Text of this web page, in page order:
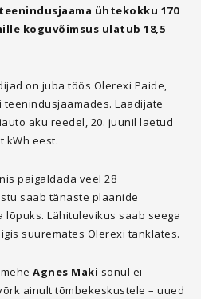
ühtekokku 170
koguvõimsus ulatub 18,5
on juba töös Olerexi Paide,
teenindusjaamades. Laadijate
aku reedel, 20. juunil laetud
kWh eest.
paigaldada veel 28
saab tänaste plaanide
lõpuks. Lähitulevikus saab seega
suuremates Olerexi tanklates.
Agnes Maki sõnul ei
ainult tõmbekeskustele – uued